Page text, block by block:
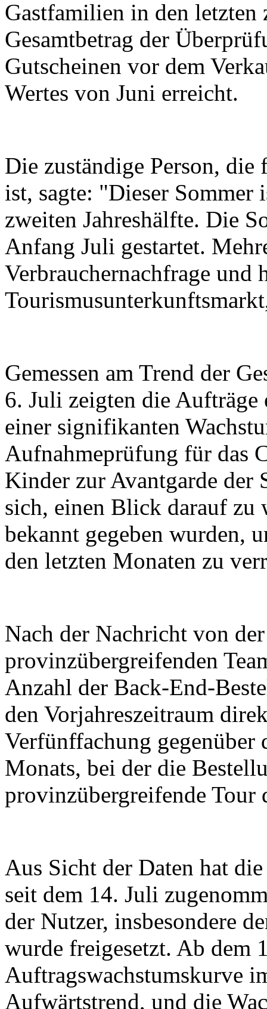
Gastfamilien in den letzten
Gesamtbetrag der
Gutscheinen vor dem
Wertes von Juni erreicht.
Die zuständige Person,
ist, sagte: "Dieser Sommer
zweiten Jahreshälfte. Die
Anfang Juli gestartet.
Verbrauchernachfrage und
Gemessen am Trend der
6. Juli zeigten die
einer signifikanten
Aufnahmeprüfung für das
Kinder zur Avantgarde der
sich, einen Blick darauf zu
bekannt gegeben wurden,
den letzten Monaten zu
Nach der Nachricht von
provinzübergreifenden
Anzahl der Back-End-
den Vorjahreszeitraum
Verfünffachung gegenüber
Monats, bei der die
provinzübergreifende Tour
Aus Sicht der Daten hat
seit dem 14. Juli
der Nutzer, insbesondere
wurde freigesetzt. Ab dem
Auftragswachstumskurve
Aufwärtstrend, und die